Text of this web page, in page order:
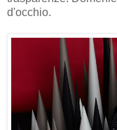
d'occhio.